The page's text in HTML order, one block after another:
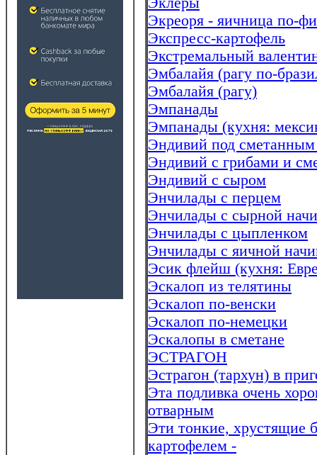
Экреоря - яичница по-
Экспресс-картофель
Экстремальный
Эмбалайя (рагу по-
Эмбалайя (рагу)
Эмпанады
Эмпанады (кухня:
Эндивий под сметанным
Эндивий с грибами и
Эндивий с сыром
Энчилады с перцем
Энчилады с сырной
Энчилады с цыпленком
Энчилады с яичной
Эсик флейш (кухня:
Эскалоп из телятины
Эскалоп по-венски
Эскалоп по-немецки
Эскалопы в сметане
ЭСТРАГОН
Эстрагон (тархун) в
Эта подливка очень
отварным
Эти тонкие, хрустящие
картофелем -